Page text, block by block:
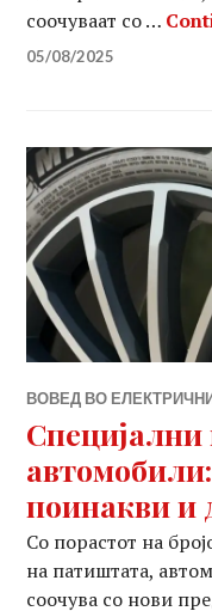
соочуваат со …
05/08/2025
ВОВЕД ВО
Специјални
поинакви и
Со порастот на
на патиштата,
соочува со нови